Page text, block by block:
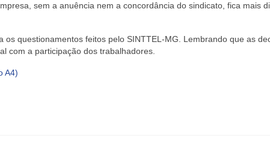
sem a anuência nem a concordância do sindicato, fica mais
questionamentos feitos pelo SINTTEL-MG. Lembrando que as
com a participação dos trabalhadores.
A4)